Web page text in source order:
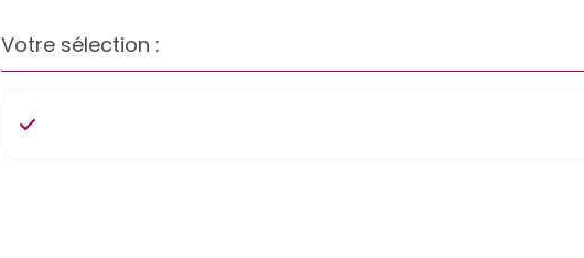
Votre sélection :